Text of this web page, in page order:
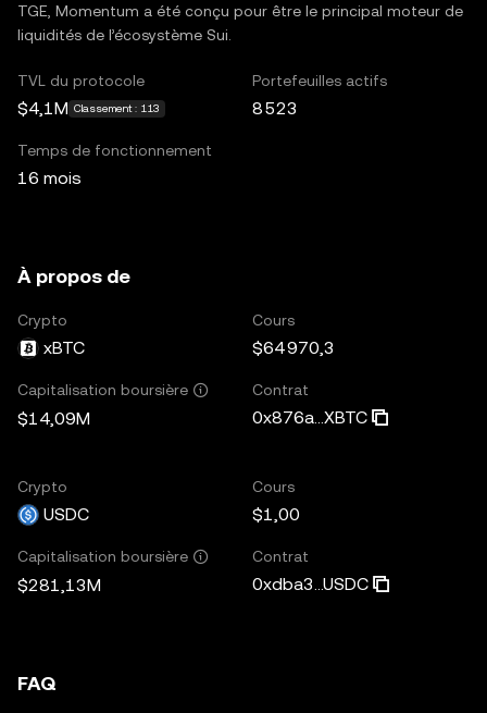
TGE, Momentum a été conçu pour être le principal moteur de
liquidités de l’écosystème Sui.
TVL du protocole
$4,1M Classement : 113
Portefeuilles actifs
8 523
Temps de fonctionnement
16 mois
À propos de
Crypto
xBTC
Cours
$64 970,3
Capitalisation boursière
$14,09M
Contrat
0x876a...XBTC
Crypto
USDC
Cours
$1,00
Capitalisation boursière
$281,13M
Contrat
0xdba3...USDC
FAQ